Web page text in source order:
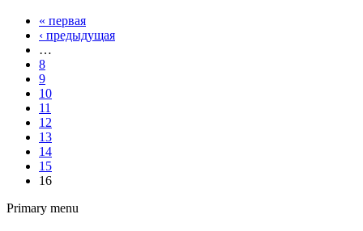
« первая
‹ предыдущая
…
8
9
10
11
12
13
14
15
16
Primary menu